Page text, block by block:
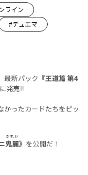
ライン
#デュエマ
最新パック 『王道篇 第4
発売!!
かったカードたちをピッ
鬼麗
きれい
》 を公開だ！